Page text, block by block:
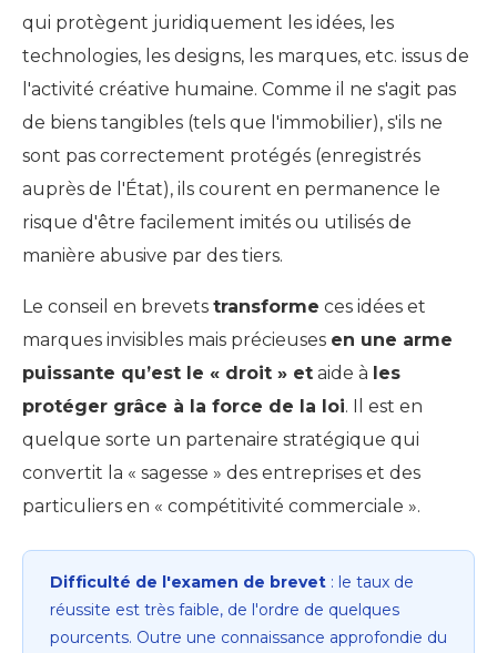
qui protègent juridiquement les idées, les
technologies, les designs, les marques, etc. issus de
l'activité créative humaine. Comme il ne s'agit pas
de biens tangibles (tels que l'immobilier), s'ils ne
sont pas correctement protégés (enregistrés
auprès de l'État), ils courent en permanence le
risque d'être facilement imités ou utilisés de
manière abusive par des tiers.
Le conseil en brevets transforme ces idées et
marques invisibles mais précieuses en une arme
puissante qu’est le « droit » et aide à les
protéger grâce à la force de la loi. Il est en
quelque sorte un partenaire stratégique qui
convertit la « sagesse » des entreprises et des
particuliers en « compétitivité commerciale ».
Difficulté de l'examen de brevet : le taux de
réussite est très faible, de l'ordre de quelques
pourcents. Outre une connaissance approfondie du